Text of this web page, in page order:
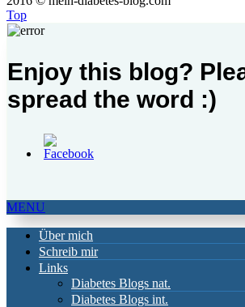
Top
Enjoy this blog?
spread the word :)
MENU
Über mich
Schreib mir
Links
Diabetes Blogs nat.
Diabetes Blogs int.